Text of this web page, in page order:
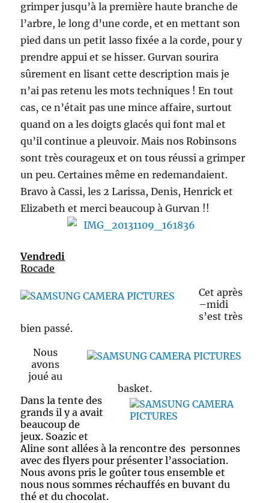
grimper jusqu’à la première haute branche de
l’arbre, le long d’une corde, et en mettant son
pied dans un petit lasso fixée a la corde, pour y
prendre appui et se hisser. Gurvan sourira
sûrement en lisant cette description mais je
n’ai pas retenu les mots techniques ! En tout
cas‚ ce n’était pas une mince affaire, surtout
quand on a les doigts glacés qui font mal et
qu’il continue a pleuvoir. Mais nos Robinsons
sont très courageux et on tous réussi a grimper
un peu. Certaines même en redemandaient.
Bravo à Cassi, les 2 Larissa, Denis, Henrick et
Elizabeth et merci beaucoup à Gurvan !!
Vendredi
Rocade
Cet après
–midi
s’est très
bien passé.
Nous
avons
joué au
basket.
Dans la tente des
grands il y a avait
beaucoup de
jeux. Soazic et
Aline sont allées à la rencontre des personnes
avec des flyers pour présenter l’association.
Nous avons pris le goûter tous ensemble et
nous nous sommes réchauffés en buvant du
thé et du chocolat.